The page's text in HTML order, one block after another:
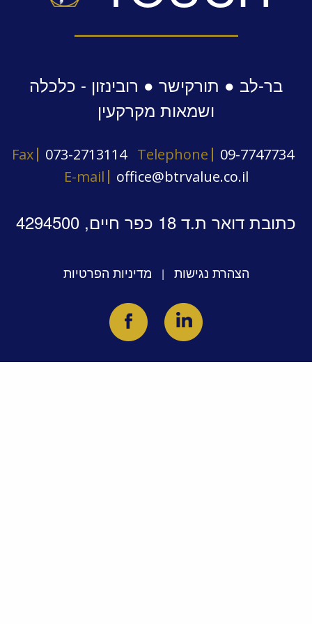
בר-לב ● תורקישר ● רובינזון - כלכלה
ושמאות מקרקעין
Fax 073-2713114 Telephone
09-7747734
E-mail
office@btrvalue.co.il
כתובת דואר ת.ד 18 כפר חיים, 4294500
הצהרת נגישות | מדיניות הפרטיות